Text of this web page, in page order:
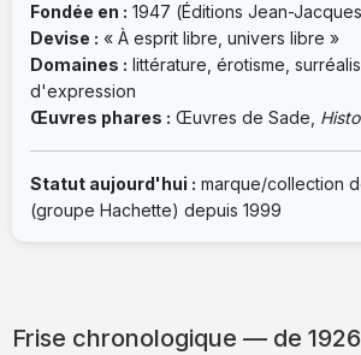
Fondée en : 1947 (Éditions Jean-
Devise : « À esprit libre, univers libre »
Domaines : littérature, érotisme,
d'expression
Œuvres phares : Œuvres de Sade,
Statut aujourd'hui : marque/collection
(groupe Hachette) depuis 1999
Frise chronologique — de